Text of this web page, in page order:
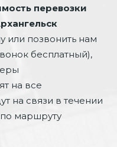
перевозки
или позвонить нам
бесплатный),
на все
на связи в течении
маршруту